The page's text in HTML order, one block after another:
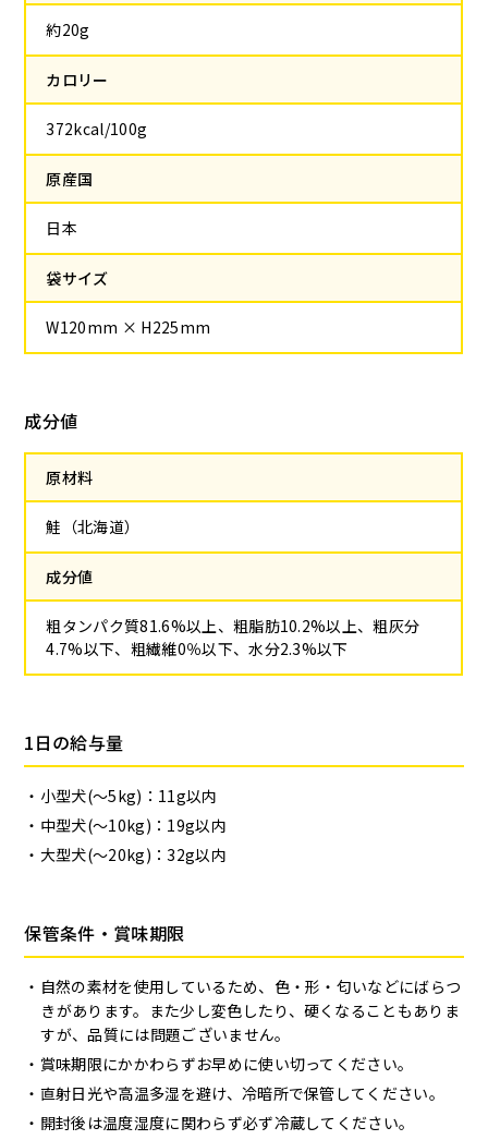
約20g
カロリー
372kcal/100g
原産国
日本
袋サイズ
W120mm × H225mm
成分値
原材料
鮭（北海道）
成分値
粗タンパク質81.6%以上、粗脂肪10.2%以上、粗灰分
4.7%以下、粗繊維0％以下、水分2.3%以下
1日の給与量
小型犬(～5kg)：11g以内
中型犬(～10kg)：19g以内
大型犬(～20kg)：32g以内
保管条件・賞味期限
自然の素材を使用しているため、色・形・匂いなどにばらつ
きがあります。また少し変色したり、硬くなることもありま
すが、品質には問題ございません。
賞味期限にかかわらずお早めに使い切ってください。
直射日光や高温多湿を避け、冷暗所で保管してください。
開封後は温度湿度に関わらず必ず冷蔵してください。